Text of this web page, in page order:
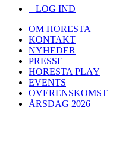
LOG IND
OM HORESTA
KONTAKT
NYHEDER
PRESSE
HORESTA PLAY
EVENTS
OVERENSKOMST
ÅRSDAG 2026